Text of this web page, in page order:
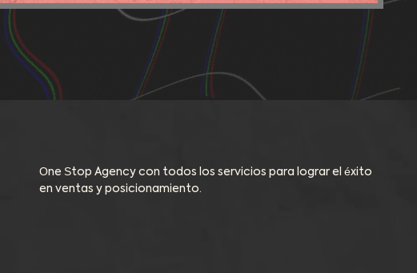
One Stop Agency con todos los servicios para lograr el éxito
en ventas y posicionamiento.